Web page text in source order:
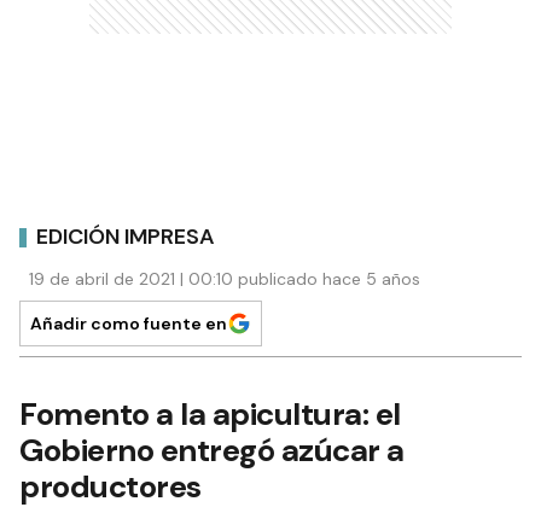
EDICIÓN IMPRESA
19 de abril de 2021 | 00:10 publicado hace 5 años
Añadir como fuente en
Fomento a la apicultura: el
Gobierno entregó azúcar a
productores